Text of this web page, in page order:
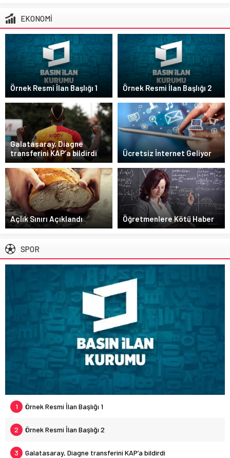
EKONOMİ
Örnek Resmi İlan Başlığı 1 Örnek Resmi İlan Başlığı 2
Galatasaray, Diagne
transferini KAP’a bildirdi
Ücretsiz İnternet Geliyor
Açlık Sınırı Açıklandı Öğretmenlere Kötü Haber
SPOR
1 Örnek Resmi İlan Başlığı 1
2 Örnek Resmi İlan Başlığı 2
3 Galatasaray, Diagne transferini KAP’a bildirdi